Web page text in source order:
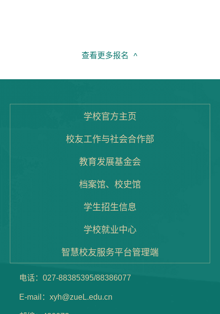
查看更多报名 ^
学校官方主页
校友工作与社会合作部
教育发展基金会
档案馆、校史馆
学生招生信息
学校就业中心
智慧校友服务平台管理端
电话：027-88385395/88386077
E-mail：xyh@zueL.edu.cn